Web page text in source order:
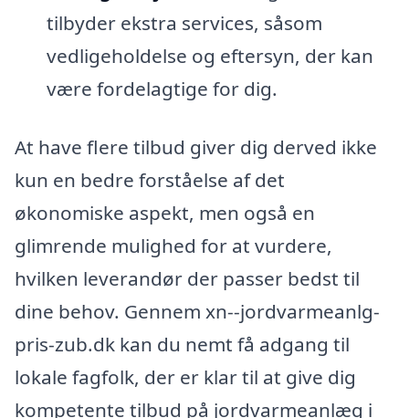
tilbyder ekstra services, såsom
vedligeholdelse og eftersyn, der kan
være fordelagtige for dig.
At have flere tilbud giver dig derved ikke
kun en bedre forståelse af det
økonomiske aspekt, men også en
glimrende mulighed for at vurdere,
hvilken leverandør der passer bedst til
dine behov. Gennem xn--jordvarmeanlg-
pris-zub.dk kan du nemt få adgang til
lokale fagfolk, der er klar til at give dig
kompetente tilbud på jordvarmeanlæg i